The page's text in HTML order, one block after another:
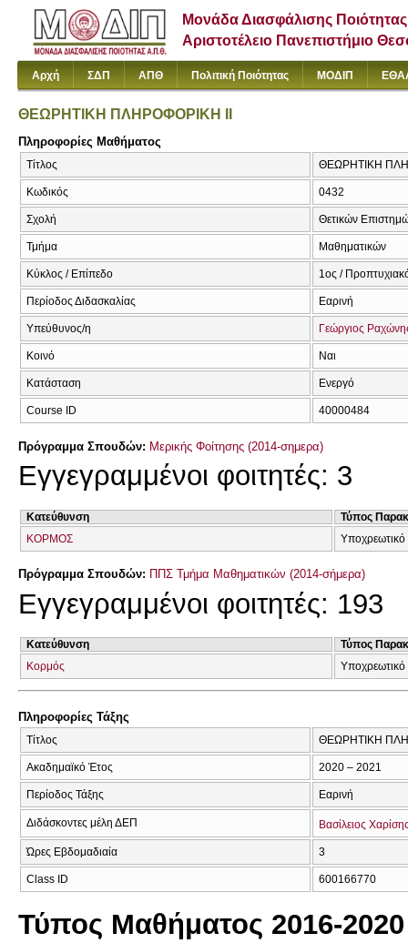
Μονάδα Διασφάλισης Ποιότητας
Αριστοτέλειο Πανεπιστήμιο
Αρχή ΣΔΠ ΑΠΘ Πολιτική Ποιότητας ΜΟΔΙΠ
ΘΕΩΡΗΤΙΚΗ ΠΛΗΡΟΦΟΡΙΚΗ ΙΙ
Πληροφορίες Μαθήματος
Τίτλος ΘΕΩΡΗΤΙΚΗ
Κωδικός 0432
Σχολή Θετικών
Τμήμα Μαθηματικών
Κύκλος / Επίπεδο 1ος /
Περίοδος Διδασκαλίας Εαρινή
Υπεύθυνος/η Γεώργιος
Κοινό Ναι
Κατάσταση Ενεργό
Course ID 40000484
Πρόγραμμα Σπουδών: Μερικής Φοίτησης (2014-σημερα)
Εγγεγραμμένοι φοιτητές: 3
Κατεύθυνση
Τύπος
ΚΟΡΜΟΣ
Πρόγραμμα Σπουδών: ΠΠΣ Τμήμα Μαθηματικών (2014-σήμερα)
Εγγεγραμμένοι φοιτητές: 193
Κατεύθυνση
Τύπος
Κορμός
Πληροφορίες Τάξης
Τίτλος ΘΕΩΡΗΤΙΚΗ
Ακαδημαϊκό Έτος 2020 – 2021
Περίοδος Τάξης Εαρινή
Διδάσκοντες μέλη ΔΕΠ Βασίλειος
Ώρες Εβδομαδιαία 3
Class ID 600166770
Τύπος Μαθήματος 2016-2020